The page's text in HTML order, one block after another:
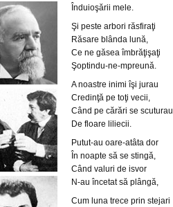
Înduioşării mele.
Şi peste arbori răsfiraţi
Răsare blânda lună,
Ce ne găsea îmbrăţişaţi
Şoptindu-ne-mpreună.
A noastre inimi îşi jurau
Credinţă pe toţi vecii,
Când pe cărări se scuturau
De floare liliecii.
Putut-au oare-atâta dor
În noapte să se stingă,
Când valuri de isvor
N-au încetat să plângă,
Cum luna trece prin stejari